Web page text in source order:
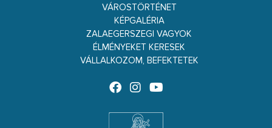
VÁROSTÖRTÉNET
KÉPGALÉRIA
ZALAEGERSZEGI VAGYOK
ÉLMÉNYEKET KERESEK
VÁLLALKOZOM, BEFEKTETEK